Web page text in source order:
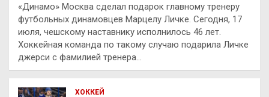
«Динамо» Москва сделал подарок главному тренеру
футбольных динамовцев Марцелу Личке. Сегодня, 17
июля, чешскому наставнику исполнилось 46 лет.
Хоккейная команда по такому случаю подарила Личке
джерси с фамилией тренера…
ХОККЕЙ